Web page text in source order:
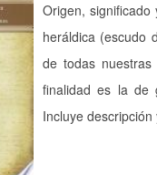
Origen,
heráldica (escudo
de todas
finalidad es la de
Incluye